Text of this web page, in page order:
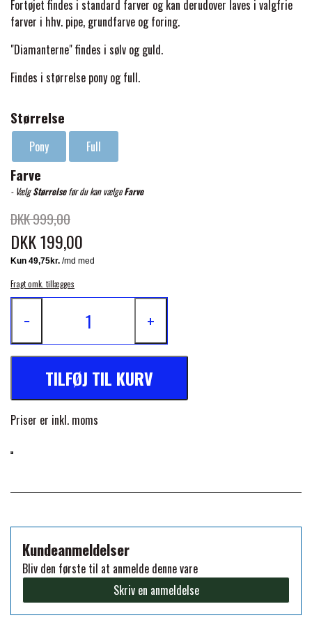
TERAPI PRODUKTER
STRØMPER
HUER & HALSTØRKLÆDER
INSEKTBESKYTTELSE
HESTEBOLCHER & TREATS
STALD & FOLD
SKO & SMEDEVÆRKTØJ
TRAVDÆKKEN & TILBEHØR
SKO & VÆRKTØJ
GALOP
PREMIER EQUINE LINERS & DÆKKEN
TILBEHØR
PREMIER EQUINE WALKER & RIDEDÆKKEN
PREMIER EQUINE INSEKTBESKYTTELSE
PREMIER EQUINE MAGNET & INFRARØD
PREMIER EQUINE GRIMER & TRÆKTOV
PREMIER EQUINE TRENSE & TILBEHØR
PREMIER EQUINE SADLER
PREMIER EQUINE SADEL TILBEHØR
PREMIER EQUINE PADS
PREMIER EQUINE BENBESKYTTELSE
PREMIER EQUINE TRANSPORT
BESKYTTELSE
CARR & DAY & MARTIN
EMIN
FENWICK LIQUID TITANIUM®
FORAN EQUINE
GP TACK
JACKS
KÄLLQUIST EQUESTIAN
LEMIEUX
Fortøjet findes i standard farver og kan derudover laves i valgfrie
farver i hhv. pipe, grundfarve og foring.
"Diamanterne" findes i sølv og guld.
Findes i størrelse pony og full.
Størrelse
Pony Full
Farve
- VælgStørrelsefør du kan vælgeFarve
DKK 999,00
DKK 199,00
Fragt omk. tillægges
− +
TILFØJ TIL KURV
Priser er inkl. moms
Kundeanmeldelser
Bliv den første til at anmelde denne vare
Skriv en anmeldelse